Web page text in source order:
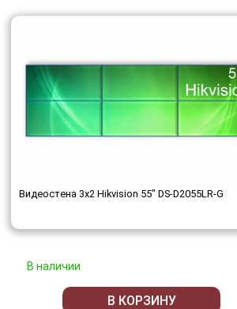
Видеостена 3x2 Hikvision 55" DS-D2055LR-G
В наличии
В КОРЗИНУ